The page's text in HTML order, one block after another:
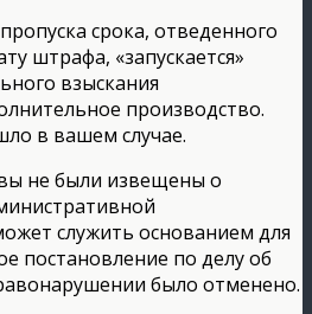
срока, отведенного
штрафа, «запускается»
взыскания
производство.
в вашем случае.
не были извещены о
служить основанием для
постановление по делу об
было отменено.